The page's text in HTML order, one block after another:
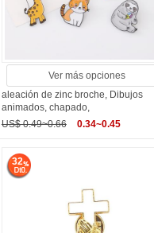
Ver más opciones
aleación de zinc broche, Dibujos
animados, chapado,
US$ 0.49~0.66
0.34~0.45
32